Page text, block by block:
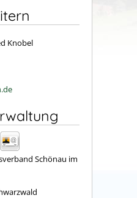
Knobel
Schönau im